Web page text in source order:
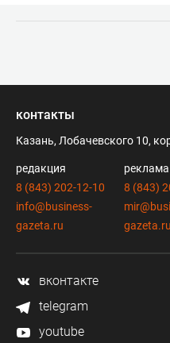
контакты
Казань, Лобачевского 10,
редакция
8 (843) 202-12-10
info@business-
gazeta.ru
реклама
8 (843)
gazeta.ru
вконтакте
telegram
youtube